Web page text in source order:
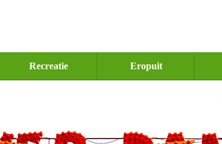
Recreatie Eropuit